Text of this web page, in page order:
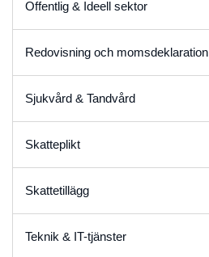
Offentlig & Ideell sektor
Redovisning och momsdeklaration
Sjukvård & Tandvård
Skatteplikt
Skattetillägg
Teknik & IT-tjänster